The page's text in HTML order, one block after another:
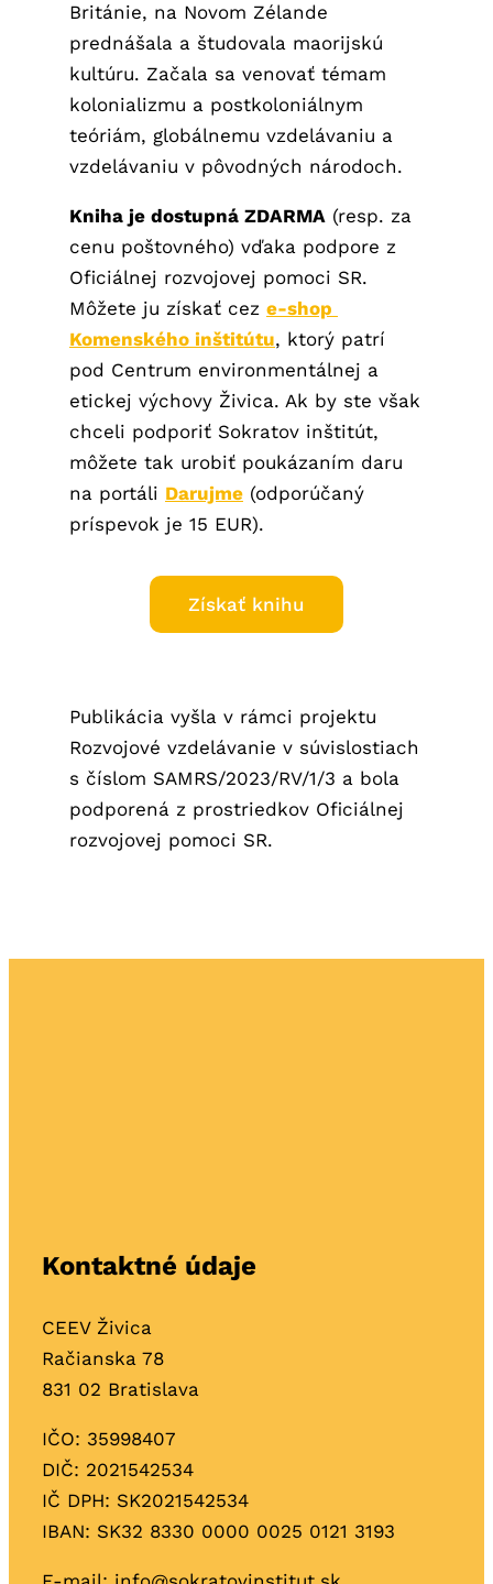
Británie, na Novom Zélande
prednášala a študovala maorijskú
kultúru. Začala sa venovať témam
kolonializmu a postkoloniálnym
teóriám, globálnemu vzdelávaniu a
vzdelávaniu v pôvodných národoch.
Kniha je dostupná ZDARMA(resp. za
cenu poštovného) vďaka podpore z
Oficiálnej rozvojovej pomoci SR.
Môžete ju získať cez e-shop
Komenského inštitútu, ktorý patrí
pod Centrum environmentálnej a
etickej výchovy Živica. Ak by ste však
chceli podporiť Sokratov inštitút,
môžete tak urobiť poukázaním daru
na portáli Darujme(odporúčaný
príspevok je 15 EUR).
Získať knihu
Publikácia vyšla v rámci projektu
Rozvojové vzdelávanie v súvislostiach
s číslom SAMRS/2023/RV/1/3 a bola
podporená z prostriedkov Oficiálnej
rozvojovej pomoci SR.
Kontaktné údaje
CEEV Živica
Račianska 78
831 02 Bratislava
IČO: 35998407
DIČ: 2021542534
IČ DPH: SK2021542534
IBAN: SK32 8330 0000 0025 0121 3193